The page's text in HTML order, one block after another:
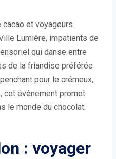
cacao et voyageurs
Lumière, impatients de
qui danse entre
de la friandise préférée
pour le crémeux,
cet événement promet
le monde du chocolat.
: voyager